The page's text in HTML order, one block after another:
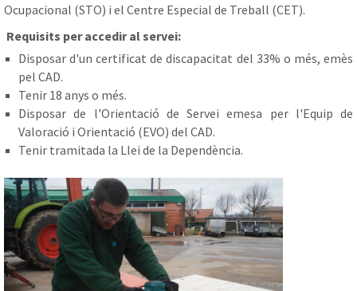
Ocupacional (STO) i el Centre Especial de Treball (CET).
Requisits per accedir al servei:
Disposar d'un certificat de discapacitat del 33% o més, emès
pel CAD.
Tenir 18 anys o més.
Disposar de l'Orientació de Servei emesa per l'Equip de
Valoració i Orientació (EVO) del CAD.
Tenir tramitada la Llei de la Dependència.